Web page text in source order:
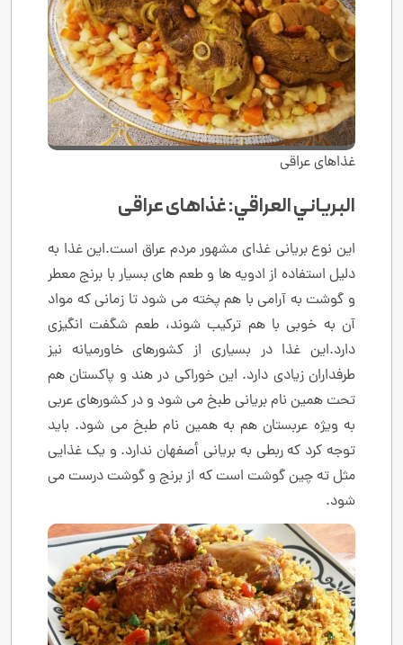
غذاهای عراقی
البرياني العراقي: غذاهای عراقی
این نوع بریانی غذای مشهور مردم عراق است.این غذا به
دلیل استفاده از ادویه ها و طعم های بسیار با برنج معطر
و گوشت به آرامی با هم پخته می شود تا زمانی که مواد
آن به خوبی با هم ترکیب شوند، طعم شگفت انگیزی
دارد.این غذا در بسیاری از کشورهای خاورمیانه نیز
طرفداران زیادی دارد. این خوراکی در هند و پاکستان هم
تحت همین نام بریانی طبخ می شود و در کشورهای عربی
به ویژه عربستان هم به همین نام طبخ می شود. باید
توجه کرد که ربطی به بریانی أصفهان ندارد. و یک غذایی
مثل ته چین گوشت است که از برنج و گوشت درست می
شود.